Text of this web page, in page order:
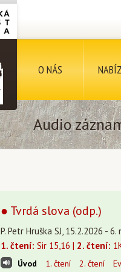
O NÁS
Audio
● Tvrdá slova (odp.)
P. Petr Hruška SJ, 15.2.2026 -
1. čtení: Sir 15,16 | 2. čtení:
Úvod 1. čtení 2. čtení